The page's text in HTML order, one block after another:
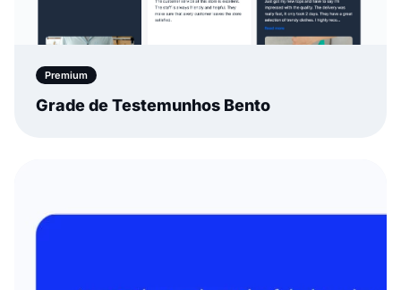
Premium
Grade de Testemunhos Bento